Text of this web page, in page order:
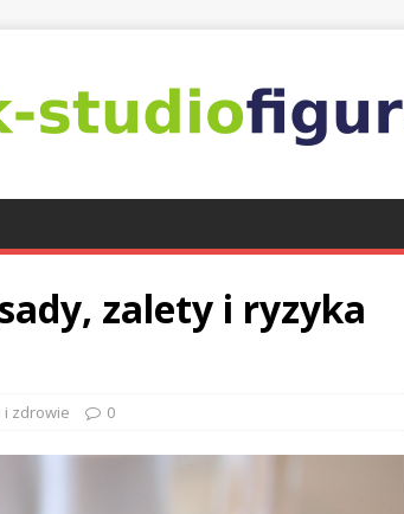
zalety i ryzyka
i zdrowie 0